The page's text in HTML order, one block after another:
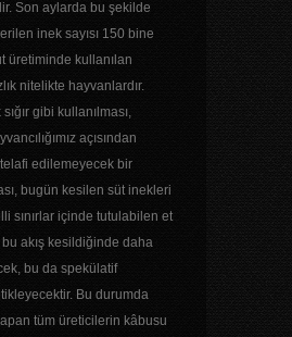
Son aylarda bu şekilde
inek sayısı 150 bine
üretiminde kullanılan
nitelikte hayvanlardır.
gibi kullanılması,
açısından
edilemeyecek bir
bugün kesilen süt inekleri
sınırlar içinde tutulabilen et
bu akış kesildiğinde daha
bu da spekülatif
Bu durumda
tüm üreticilerin kâbusu